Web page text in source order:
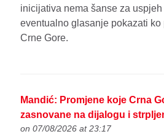
inicijativa nema šanse za
eventualno glasanje pokazati
Crne Gore.
Mandić: Promjene koje Crna
zasnovane na dijalogu i
on 07/08/2026 at 23:17